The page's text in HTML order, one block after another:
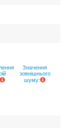
Значення
зовнішнього
шуму: